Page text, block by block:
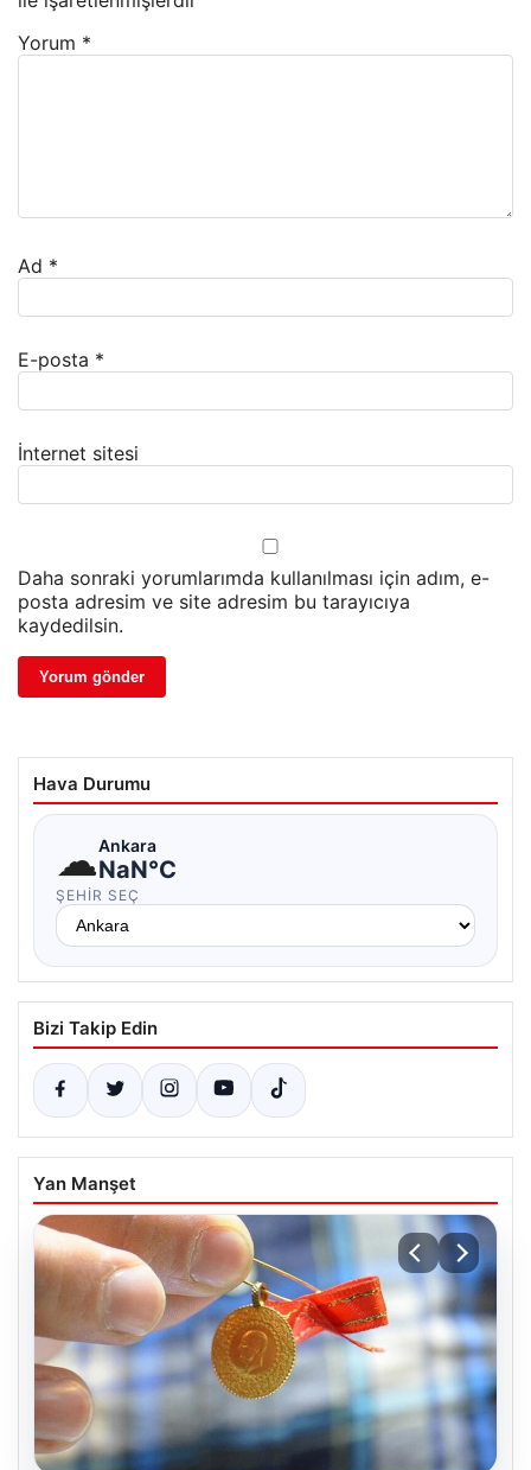
Yorum *
Ad *
E-posta *
İnternet sitesi
Daha sonraki yorumlarımda kullanılması için adım, e-
posta adresim ve site adresim bu tarayıcıya
kaydedilsin.
Hava Durumu
☁Ankara
NaN°C
ŞEHIR SEÇ
Bizi Takip Edin
Yan Manşet